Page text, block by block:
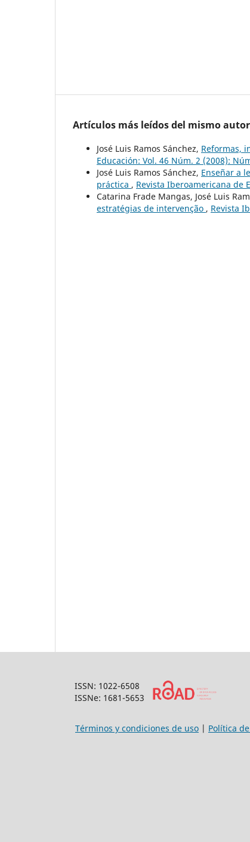
Artículos más leídos del mismo
José Luis Ramos Sánchez, Reformas,
Educación: Vol. 46 Núm. 2 (2008):
José Luis Ramos Sánchez, Enseñar a
práctica , Revista Iberoamericana de
Catarina Frade Mangas, José Luis
estratégias de intervenção , Revista
ISSN: 1022-6508
ISSNe: 1681-5653
Términos y condiciones de uso | Política